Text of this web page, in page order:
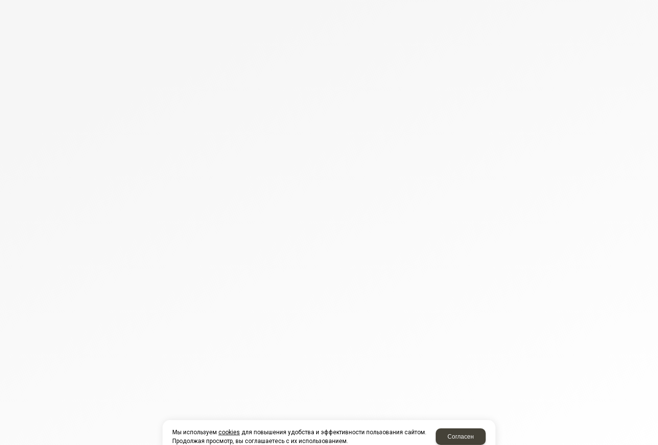
Мы используем cookies для повышения удобства и эффективности пользования сайтом.
Продолжая просмотр, вы соглашаетесь с их использованием.
Согласен